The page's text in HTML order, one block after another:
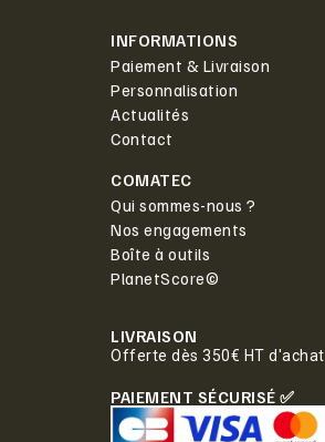
INFORMATIONS
Paiement & Livraison
Personnalisation
Actualités
Contact
COMATEC
Qui sommes-nous ?
Nos engagements
Boîte à outils
PlanetScore©
LIVRAISON
Offerte dès 350€ HT d'achat.
PAIEMENT SÉCURISÉ ✅